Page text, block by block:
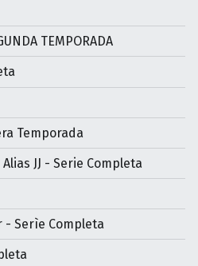
TEMPORADA
Temporada
JJ - Serie Completa
- Serìe Completa